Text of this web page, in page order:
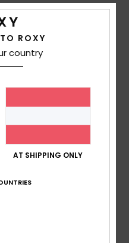
Bewertung
/5
Bewertungenseit Juni
dieses Produkt
ROXY
country
AT SHIPPING ONLY